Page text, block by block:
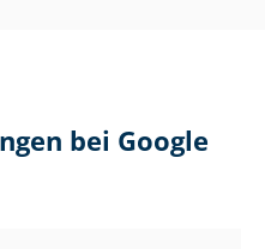
bei Google